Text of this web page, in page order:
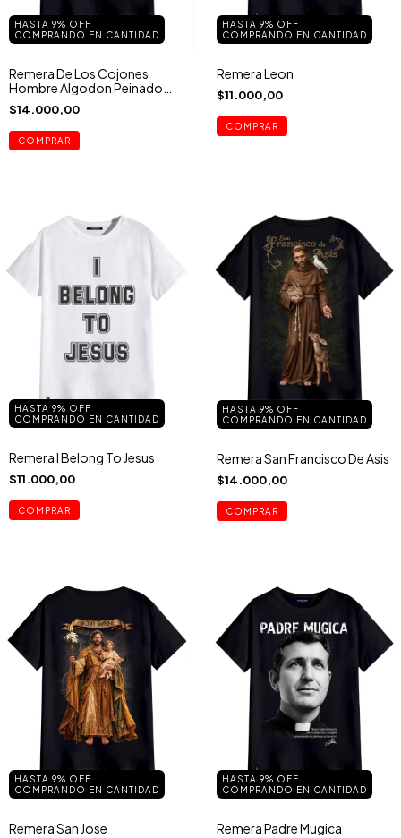
HASTA 9% OFF
COMPRANDO EN CANTIDAD
Remera De Los Cojones
Hombre Algodon Peinado
San Expedito
$14.000,00
COMPRAR
HASTA 9% OFF
COMPRANDO EN CANTIDAD
Remera Leon
$11.000,00
COMPRAR
HASTA 9% OFF
COMPRANDO EN CANTIDAD
Remera I Belong To Jesus
$11.000,00
COMPRAR
HASTA 9% OFF
COMPRANDO EN CANTIDAD
Remera San Francisco De Asis
$14.000,00
COMPRAR
HASTA 9% OFF
COMPRANDO EN CANTIDAD
Remera San Jose
HASTA 9% OFF
COMPRANDO EN CANTIDAD
Remera Padre Mugica